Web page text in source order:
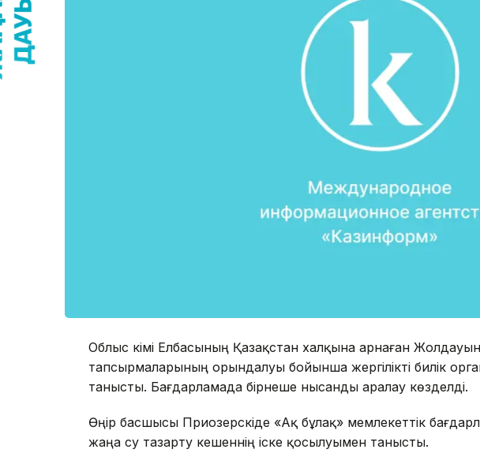
Облыс әкімі Елбасының Қазақстан халқына арнаған
тапсырмаларының орындалуы бойынша жергілікті билік
танысты. Бағдарламада бірнеше нысанды аралау көзделді.
Өңір басшысы Приозерскіде «Ақ бұлақ» мемлекеттік
жаңа су тазарту кешеннің іске қосылуымен танысты.